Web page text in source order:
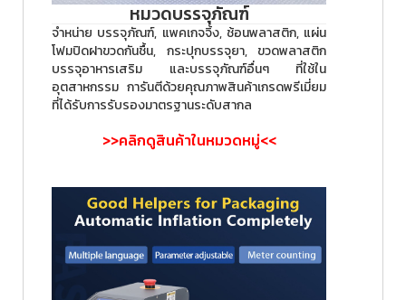
หมวดบรรจุภัณฑ์
จำหน่าย บรรจุภัณฑ์, แพคเกจจิ้ง, ช้อนพลาสติก, แผ่น
โฟมปิดฝาขวดกันชื้น, กระปุกบรรจุยา, ขวดพลาสติก
บรรจุอาหารเสริม และบรรจุภัณฑ์อื่นๆ ที่ใช้ใน
อุตสาหกรรม การันตีด้วยคุณภาพสินค้าเกรดพรีเมี่ยม
ที่ได้รับการรับรองมาตรฐานระดับสากล
>>คลิกดูสินค้าในหมวดหมู่<<